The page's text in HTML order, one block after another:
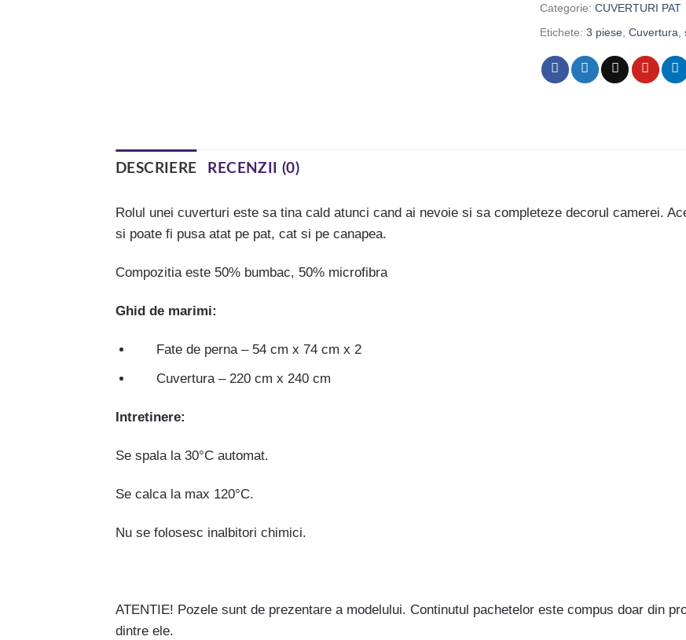
Categorie: CUVERTURI PAT
Etichete: 3 piese, Cuvertura,
DESCRIERE RECENZII (0)
Rolul unei cuverturi este sa tina cald atunci cand ai nevoie si sa completeze decorul camerei.
si poate fi pusa atat pe pat, cat si pe canapea.
Compozitia este 50% bumbac, 50% microfibra
Ghid de marimi:
Fate de perna – 54 cm x 74 cm x 2
Cuvertura – 220 cm x 240 cm
Intretinere:
Se spala la 30°C automat.
Se calca la max 120°C.
Nu se folosesc inalbitori chimici.
ATENTIE! Pozele sunt de prezentare a modelului. Continutul pachetelor este compus doar din
dintre ele.